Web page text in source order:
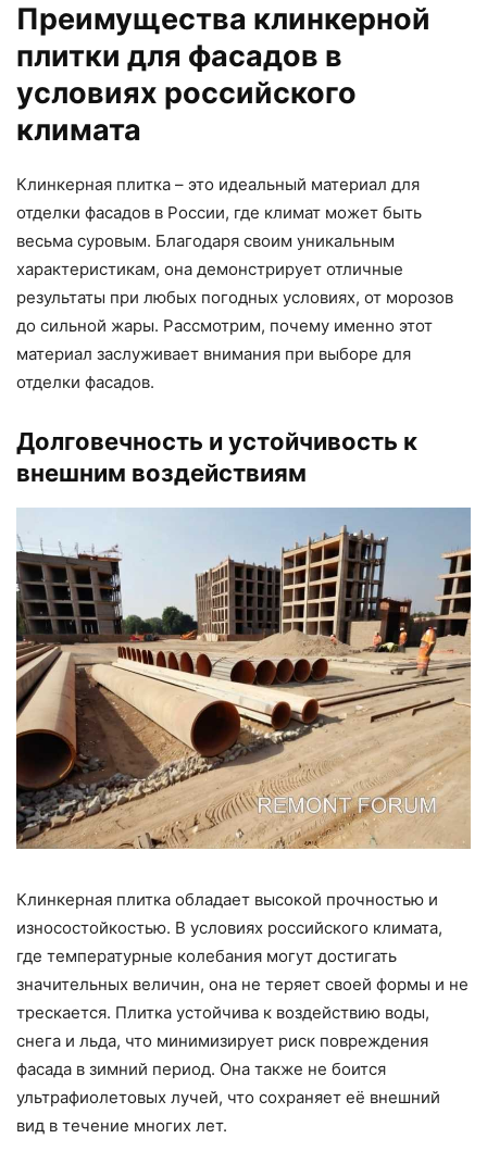
Преимущества клинкерной
плитки для фасадов в
условиях российского
климата
Клинкерная плитка – это идеальный материал для
отделки фасадов в России, где климат может быть
весьма суровым. Благодаря своим уникальным
характеристикам, она демонстрирует отличные
результаты при любых погодных условиях, от морозов
до сильной жары. Рассмотрим, почему именно этот
материал заслуживает внимания при выборе для
отделки фасадов.
Долговечность и устойчивость к
внешним воздействиям
Клинкерная плитка обладает высокой прочностью и
износостойкостью. В условиях российского климата,
где температурные колебания могут достигать
значительных величин, она не теряет своей формы и не
трескается. Плитка устойчива к воздействию воды,
снега и льда, что минимизирует риск повреждения
фасада в зимний период. Она также не боится
ультрафиолетовых лучей, что сохраняет её внешний
вид в течение многих лет.